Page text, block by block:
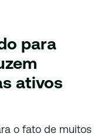
para
ativos
o fato de muitos